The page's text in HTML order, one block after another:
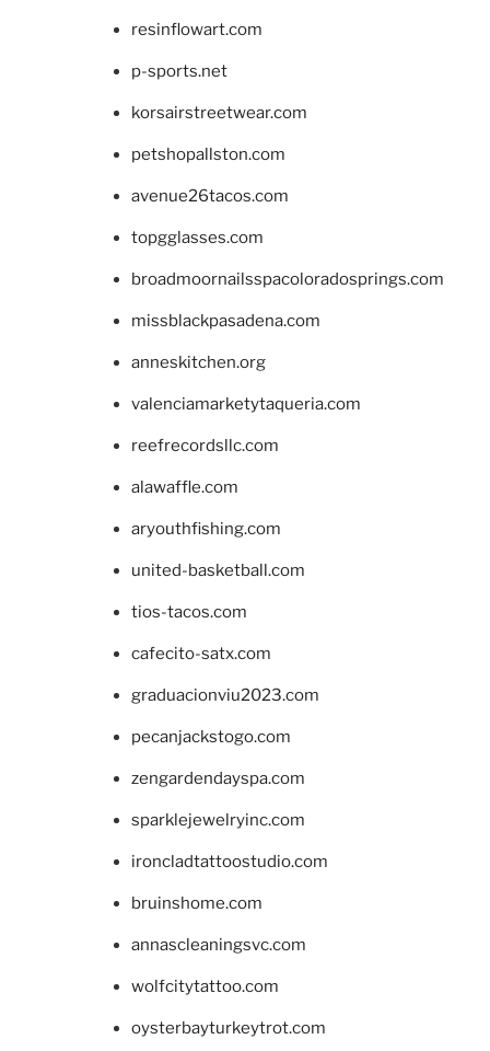
resinflowart.com
p-sports.net
korsairstreetwear.com
petshopallston.com
avenue26tacos.com
topgglasses.com
broadmoornailsspacoloradosprings.com
missblackpasadena.com
anneskitchen.org
valenciamarketytaqueria.com
reefrecordsllc.com
alawaffle.com
aryouthfishing.com
united-basketball.com
tios-tacos.com
cafecito-satx.com
graduacionviu2023.com
pecanjackstogo.com
zengardendayspa.com
sparklejewelryinc.com
ironcladtattoostudio.com
bruinshome.com
annascleaningsvc.com
wolfcitytattoo.com
oysterbayturkeytrot.com